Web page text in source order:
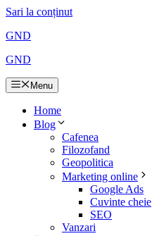
Sari la conținut
GND
GND
Menu
Home
Blog
Cafenea
Filozofand
Geopolitica
Marketing online
Google Ads
Cuvinte cheie
SEO
Vanzari